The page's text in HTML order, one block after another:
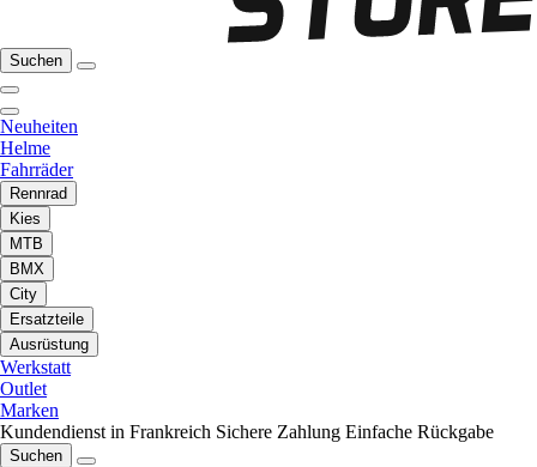
Suchen
Neuheiten
Helme
Fahrräder
Rennrad
Kies
MTB
BMX
City
Ersatzteile
Ausrüstung
Werkstatt
Outlet
Marken
Kundendienst in Frankreich Sichere Zahlung Einfache Rückgabe
Suchen